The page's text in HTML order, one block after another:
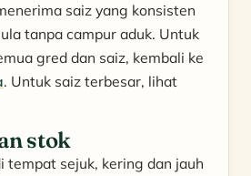
saiz yang konsisten
tanpa campur aduk. Untuk
gred dan saiz, kembali ke
. Untuk saiz terbesar, lihat
stok
tempat sejuk, kering dan jauh